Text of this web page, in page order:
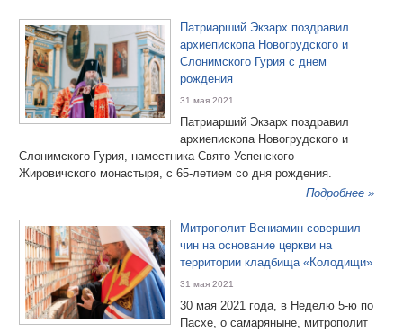
Патриарший Экзарх поздравил
архиепископа Новогрудского и
Слонимского Гурия с днем
рождения
31 мая 2021
Патриарший Экзарх поздравил
архиепископа Новогрудского и
Слонимского Гурия, наместника Свято-Успенского
Жировичского монастыря, с 65-летием со дня рождения.
Подробнее »
Митрополит Вениамин совершил
чин на основание церкви на
территории кладбища «Колодищи»
31 мая 2021
30 мая 2021 года, в Неделю 5-ю по
Пасхе, о самаряныне, митрополит